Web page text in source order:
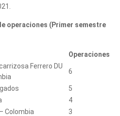
operaciones (Primer semestre
Operaciones
Ferrero DU
6
5
4
Colombia 3